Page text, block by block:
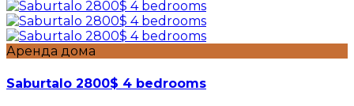
Аренда дома
Saburtalo 2800$ 4 bedrooms